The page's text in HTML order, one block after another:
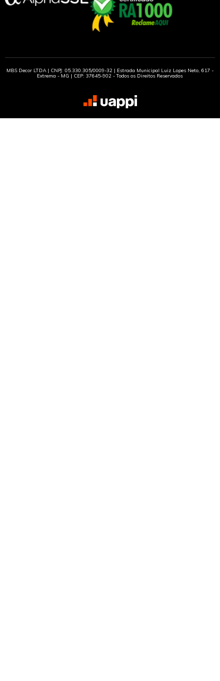
MBS Decor LTDA | CNPJ: 05.330.305/0009-32 | Estrada Municipal Luiz Lopes Neto, 617 -
Extrema - MG | CEP: 37645-902 - Todos os Direitos Reservados